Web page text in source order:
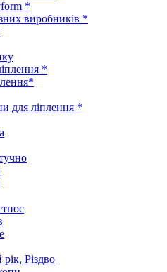
*
виробників *
*
для ліплення *
Різдво